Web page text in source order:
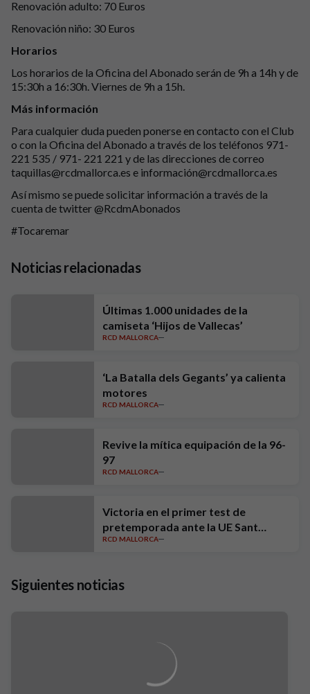
Renovación adulto: 70 Euros
Renovación niño: 30 Euros
Horarios
Los horarios de la Oficina del Abonado serán de 9h a 14h y de
15:30h a 16:30h. Viernes de 9h a 15h.
Más información
Para cualquier duda pueden ponerse en contacto con el Club
o con la Oficina del Abonado a través de los teléfonos 971-
221 535 / 971- 221 221 y de las direcciones de correo
taquillas@rcdmallorca.es e información@rcdmallorca.es
Así mismo se puede solicitar información a través de la
cuenta de twitter @RcdmAbonados
#Tocaremar
Noticias relacionadas
Últimas 1.000 unidades de la
camiseta ‘Hijos de Vallecas’
RCD MALLORCA
‘La Batalla dels Gegants’ ya calienta
motores
RCD MALLORCA
Revive la mítica equipación de la 96-
97
RCD MALLORCA
Victoria en el primer test de
pretemporada ante la UE Sant
Andreu (1-0)
RCD MALLORCA
Siguientes noticias